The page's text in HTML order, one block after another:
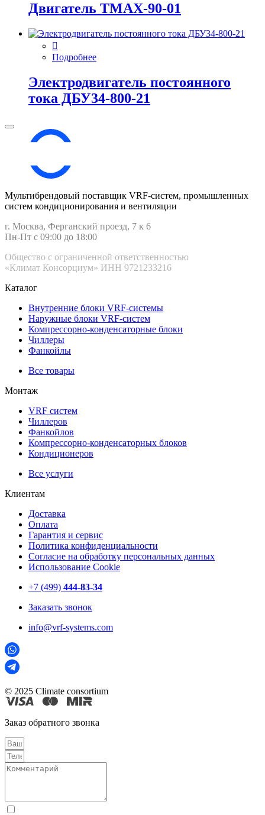
Двигатель ТМАХ-90-01
Подробнее
Электродвигатель постоянного
тока ДБУ34‑800‑21
Мультибрендовый поставщик VRF-cистем, промышленных
систем кондиционирования и вентиляции
г. Москва, Ферганский проезд, 7 к 6
Пн-Пт с 09:00 до 18:00
Общество с ограниченной ответственностью
«Климат Консорциум» ИНН 9721233216
Каталог
Внутренние блоки VRF-cистемы
Наружные блоки VRF-cистем
Компрессорно-конденсаторные блоки
Чиллеры
Фанкойлы
Все товары
Монтаж
VRF систем
Чиллеров
Фанкойлов
Компрессорно-конденсаторных блоков
Кондиционеров
Все услуги
Клиентам
Доставка
Оплата
Гарантия и сервис
Политика конфиденциальности
Согласие на обработку персональных данных
Использование Cookie
+7 (499) 444-83-34
Заказать звонок
info@vrf-systems.com
© 2025 Climate consortium
Заказ обратного звонка